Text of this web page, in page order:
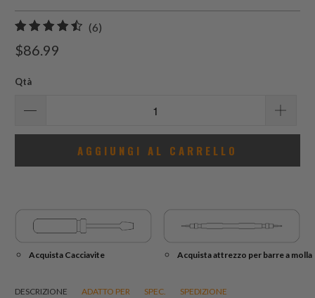
(6)
$86.99
Qtà
AGGIUNGI AL CARRELLO
Acquista Cacciavite Acquista attrezzo per barre a molla
DESCRIZIONE ADATTO PER SPEC. SPEDIZIONE